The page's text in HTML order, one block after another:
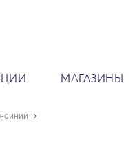
МАГАЗИНЫ
синий